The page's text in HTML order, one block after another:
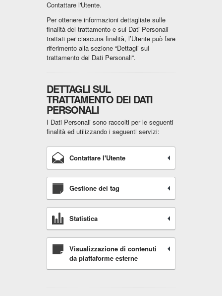
Contattare l'Utente.
Per ottenere informazioni dettagliate sulle
finalità del trattamento e sui Dati Personali
trattati per ciascuna finalità, l’Utente può fare
riferimento alla sezione “Dettagli sul
trattamento dei Dati Personali”.
DETTAGLI SUL
TRATTAMENTO DEI DATI
PERSONALI
I Dati Personali sono raccolti per le seguenti
finalità ed utilizzando i seguenti servizi:
Contattare l'Utente
Gestione dei tag
Statistica
Visualizzazione di contenuti
da piattaforme esterne